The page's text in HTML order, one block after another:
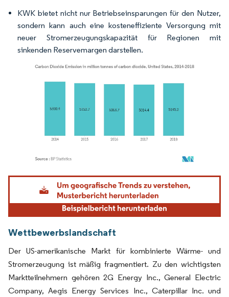
KWK bietet nicht nur Betriebseinsparungen für den Nutzer,
sondern kann auch eine kosteneffiziente Versorgung mit
neuer Stromerzeugungskapazität für Regionen mit
sinkenden Reservemargen darstellen.
Bild © Mordor Intelligence. Wiederverwendung erfordert Namensnennung gemäß
Wettbewerbslandschaft
Der US-amerikanische Markt für kombinierte Wärme- und
Stromerzeugung ist mäßig fragmentiert. Zu den wichtigsten
Marktteilnehmern gehören 2G Energy Inc., General Electric
Company, Aegis Energy Services Inc., Caterpillar Inc. und